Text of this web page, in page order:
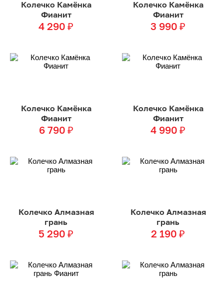
Колечко Камёнка
Фианит
4 290 ₽
Колечко Камёнка
Фианит
3 990 ₽
Колечко Камёнка
Фианит
6 790 ₽
Колечко Камёнка
Фианит
4 990 ₽
Колечко Алмазная
грань
5 290 ₽
Колечко Алмазная
грань
2 190 ₽